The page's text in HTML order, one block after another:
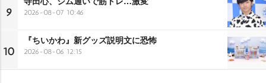
9 2026-08-07 10:46
10
『ちいかわ』新グッズ説明文に恐怖
2026-08-06 12:15